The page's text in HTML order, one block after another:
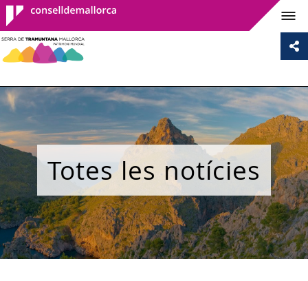
Consell de
Mallorca
Totes les notícies